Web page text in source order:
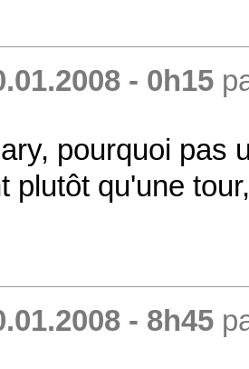
- 0h15
pourquoi pas
plutôt qu'une
- 8h45